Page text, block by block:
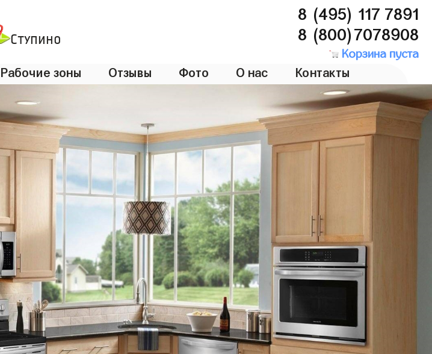
Ступино
8 (495) 117 7891
8 (800)7078908
Корзина пуста
Рабочие зоны Отзывы Фото О нас Контакты